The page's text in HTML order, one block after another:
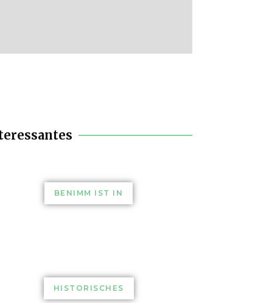
BENIMM IST IN
HISTORISCHES